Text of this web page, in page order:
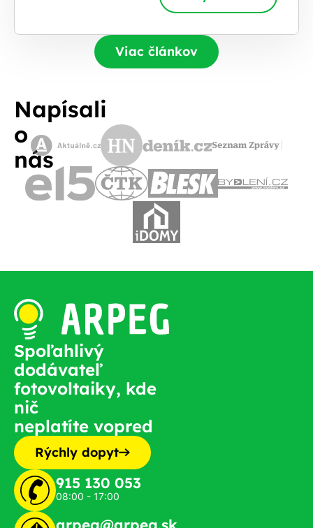
Viac článkov
Napísali
o
nás
Spoľahlivý
dodávateľ
fotovoltaiky, kde
nič
neplatíte vopred
Rýchly dopyt
915 130 053
08:00 - 17:00